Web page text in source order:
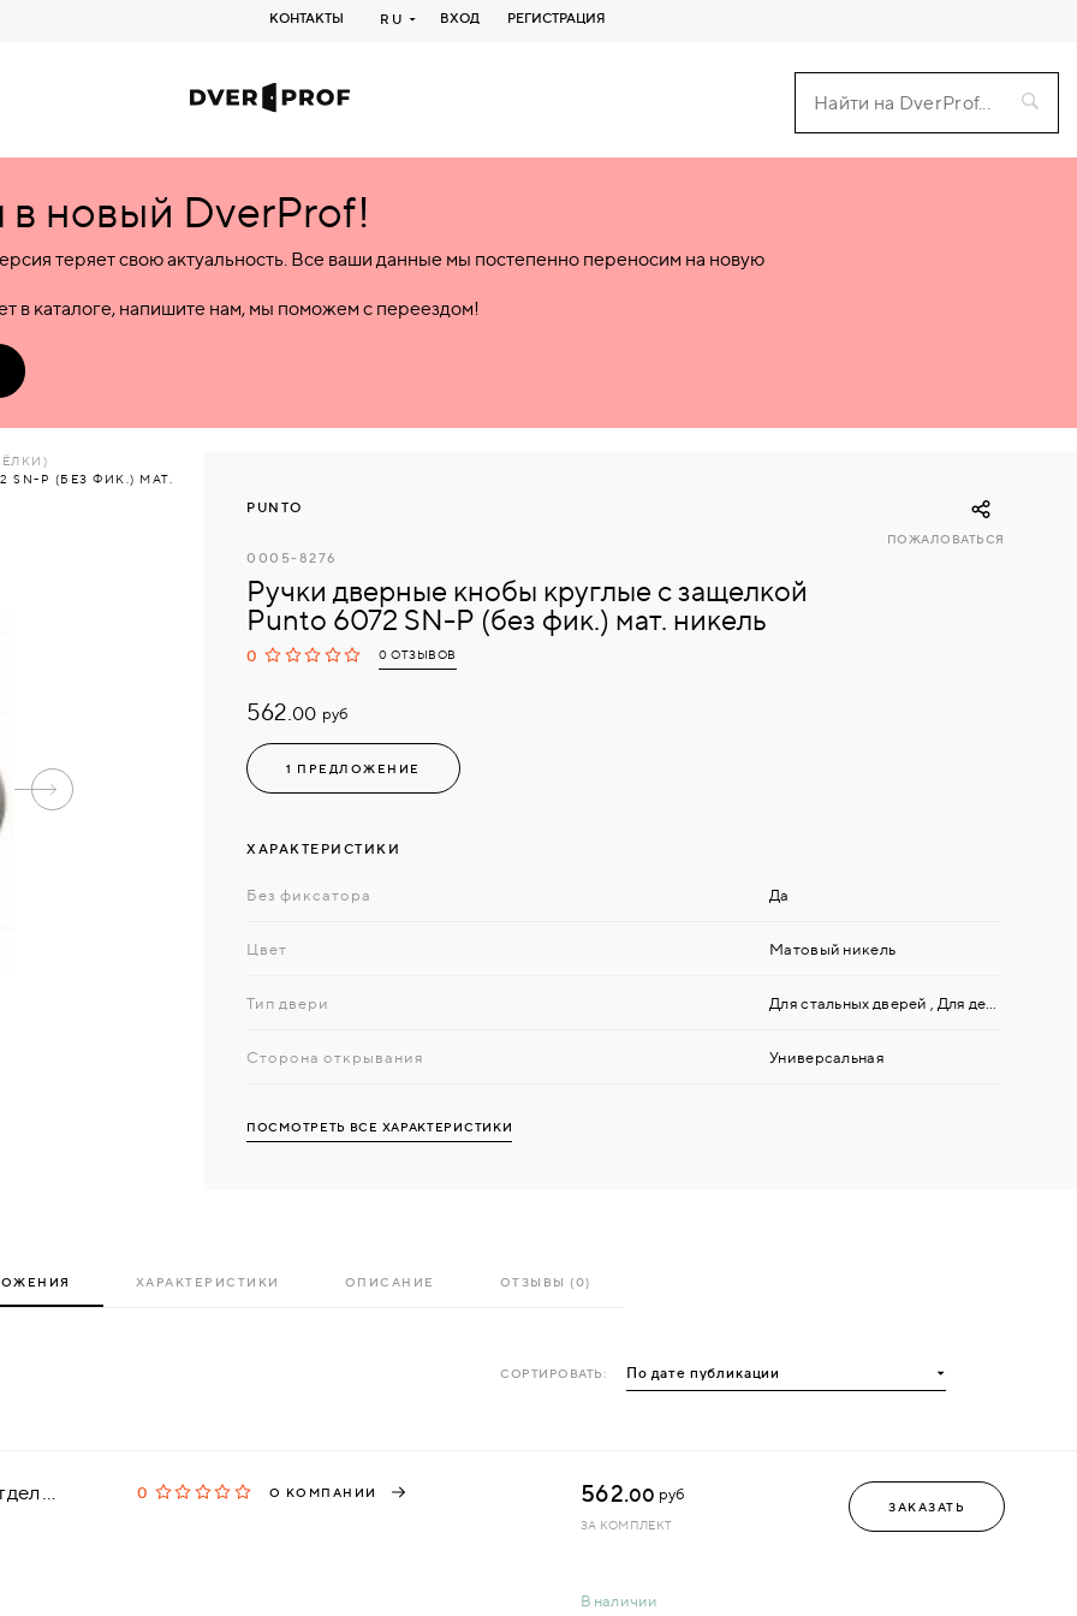
КОНТАКТЫ RU ВХОД РЕГИСТРАЦИЯ
новый DverProf!
теряет свою актуальность. Все ваши данные мы постепенно переносим на новую
в каталоге, напишите нам, мы поможем с переездом!
P (БЕЗ ФИК.) МАТ.
PUNTO
0005-8276
Ручки дверные кнобы круглые с защелкой
Punto 6072 SN-P (без фик.) мат. никель
0 0 ОТЗЫВОВ
562.00 руб
1 ПРЕДЛОЖЕНИЕ
ПОЖАЛОВАТЬСЯ
ХАРАКТЕРИСТИКИ
Без фиксатора Да
Цвет Матовый никель
Тип двери Для стальных дверей Для деревянных дверей
Сторона открывания Универсальная
ПОСМОТРЕТЬ ВСЕ ХАРАКТЕРИСТИКИ
ХАРАКТЕРИСТИКИ ОПИСАНИЕ ОТЗЫВЫ (0)
СОРТИРОВАТЬ:
0 О КОМПАНИИ
В наличии
562.00 руб
ЗА КОМПЛЕКТ
ЗАКАЗАТЬ